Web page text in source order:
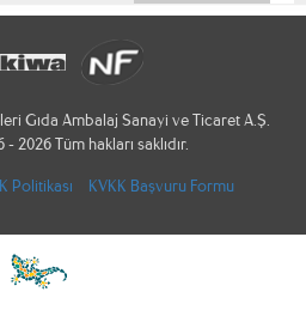
Gıda Ambalaj Sanayi ve Ticaret A.Ş.
2026 Tüm hakları saklıdır.
Politikası KVKK Başvuru Formu